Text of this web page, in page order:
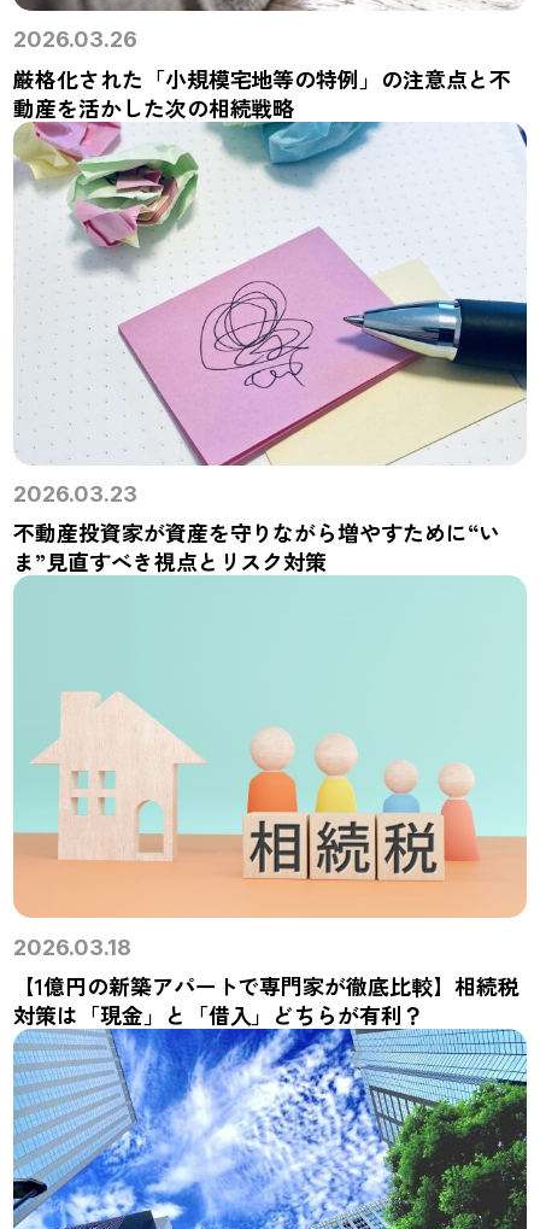
2026.03.26
厳格化された「小規模宅地等の特例」の注意点と不
動産を活かした次の相続戦略
2026.03.23
不動産投資家が資産を守りながら増やすために“い
ま”見直すべき視点とリスク対策
2026.03.18
【1億円の新築アパートで専門家が徹底比較】相続税
対策は「現金」と「借入」どちらが有利？